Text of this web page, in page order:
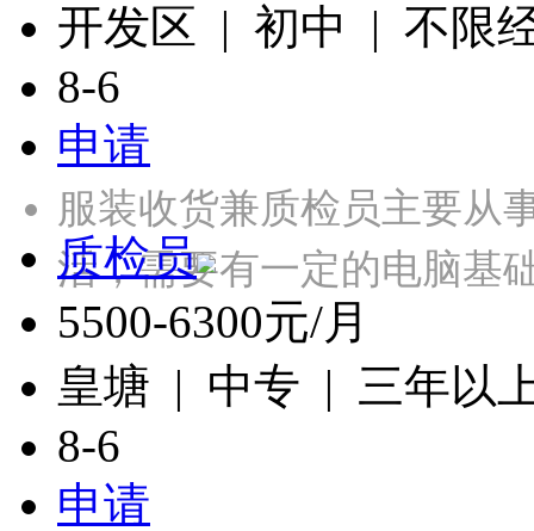
开发区 | 初中 | 不限
8-6
申请
服装收货兼质检员主要从
活，需要有一定的电脑
质检员
5500-6300元/月
皇塘 | 中专 | 三年以
8-6
申请